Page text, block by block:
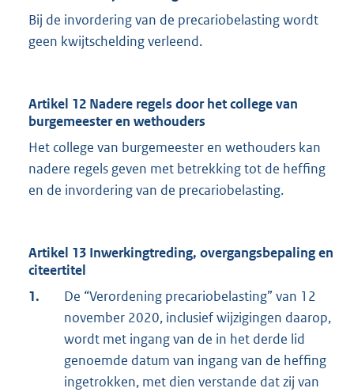
Bij de invordering van de precariobelasting wordt
geen kwijtschelding verleend.
Artikel 12 Nadere regels door het college van
burgemeester en wethouders
Het college van burgemeester en wethouders kan
nadere regels geven met betrekking tot de heffing
en de invordering van de precariobelasting.
Artikel 13 Inwerkingtreding, overgangsbepaling en
citeertitel
1.
De “Verordening precariobelasting” van 12
november 2020, inclusief wijzigingen daarop,
wordt met ingang van de in het derde lid
genoemde datum van ingang van de heffing
ingetrokken, met dien verstande dat zij van